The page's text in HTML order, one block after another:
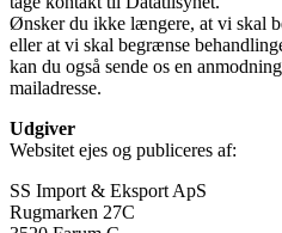
Ønsker du ikke længere, at vi skal
eller at vi skal begrænse
kan du også sende os en
mailadresse.
Udgiver
Websitet ejes og publiceres af:
SS Import & Eksport ApS
Rugmarken 27C